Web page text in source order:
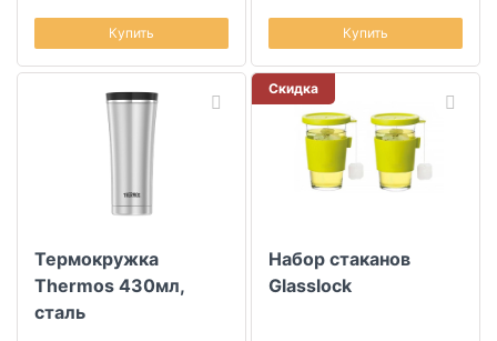
Купить Купить
Термокружка
Thermos 430мл,
сталь
Скидка
Набор стаканов
Glasslock